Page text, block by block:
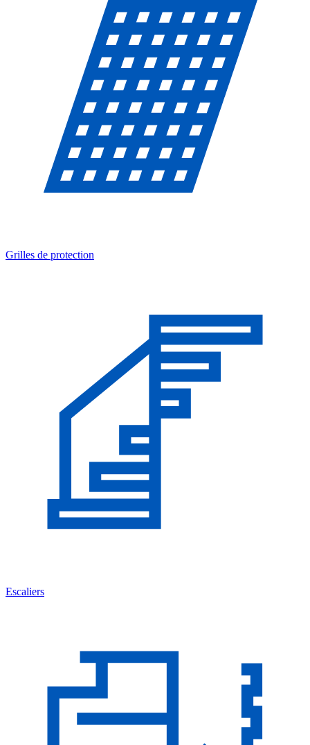
Grilles de protection
Escaliers